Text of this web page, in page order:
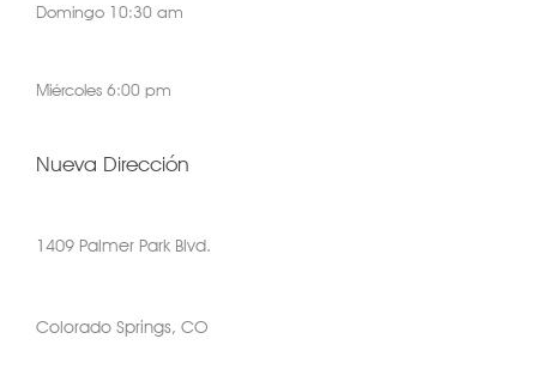
Domingo 10:30 am
Miércoles 6:00 pm
Nueva Dirección
1409 Palmer Park Blvd.
Colorado Springs, CO